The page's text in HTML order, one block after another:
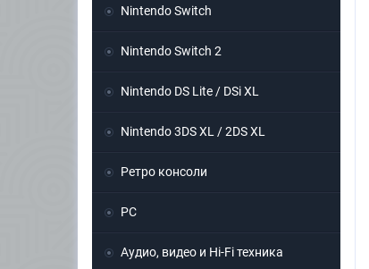
Nintendo Switch
Nintendo Switch 2
Nintendo DS Lite / DSi XL
Nintendo 3DS XL / 2DS XL
Ретро консоли
PC
Аудио, видео и Hi-Fi техника